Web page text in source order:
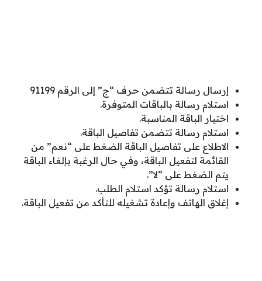
إرسال رسالة تتضمن حرف “ج” إلى الرقم 91199
استلام رسالة بالباقات المتوفرة.
اختيار الباقة المناسبة.
استلام رسالة تتضمن تفاصيل الباقة.
الاطلاع على تفاصيل الباقة الضغط على “نعم” من
القائمة لتفعيل الباقة، وفي حال الرغبة بإلغاء الباقة
يتم الضغط على “لا”.
استلام رسالة تؤكد استلام الطلب.
إغلاق الهاتف وإعادة تشغيله للتأكد من تفعيل الباقة.